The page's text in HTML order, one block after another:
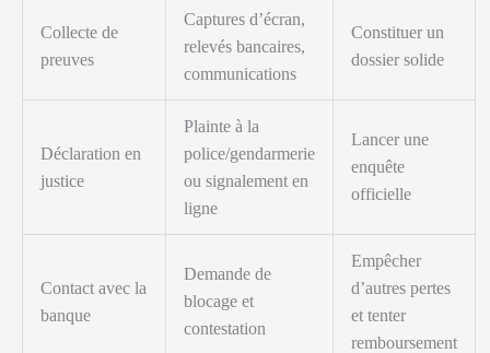
Collecte de
preuves
Captures d’écran,
relevés bancaires,
communications
Constituer un
dossier solide
Déclaration en
justice
Plainte à la
police/gendarmerie
ou signalement en
ligne
Lancer une
enquête
officielle
Contact avec la
banque
Demande de
blocage et
contestation
Empêcher
d’autres pertes
et tenter
remboursement